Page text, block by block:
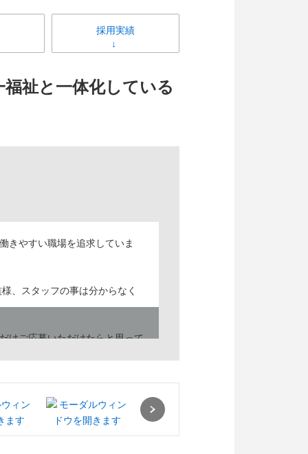
採用実績
祉と一体化している
きやすい職場を追求していま
、スタッフの事は分からなく
けご応募いただけたらと思って